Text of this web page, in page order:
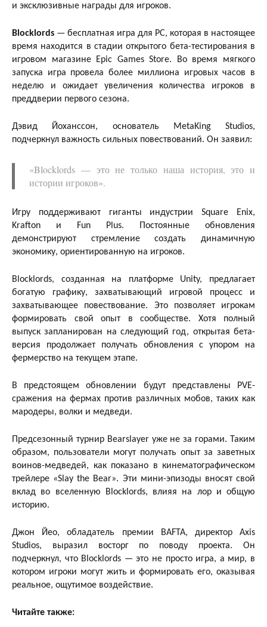
и эксклюзивные награды для игроков.
Blocklords — бесплатная игра для PC, которая в настоящее
время находится в стадии открытого бета-тестирования в
игровом магазине Epic Games Store. Во время мягкого
запуска игра провела более миллиона игровых часов в
неделю и ожидает увеличения количества игроков в
преддверии первого сезона.
Дэвид Йоханссон, основатель MetaKing Studios,
подчеркнул важность сильных повествований. Он заявил:
«Blocklords — это не только наша история, это и
истории игроков».
Игру поддерживают гиганты индустрии Square Enix,
Krafton и Fun Plus. Постоянные обновления
демонстрируют стремление создать динамичную
экономику, ориентированную на игроков.
Blocklords, созданная на платформе Unity, предлагает
богатую графику, захватывающий игровой процесс и
захватывающее повествование. Это позволяет игрокам
формировать свой опыт в сообществе. Хотя полный
выпуск запланирован на следующий год, открытая бета-
версия продолжает получать обновления с упором на
фермерство на текущем этапе.
В предстоящем обновлении будут представлены PVE-
сражения на фермах против различных мобов, таких как
мародеры, волки и медведи.
Предсезонный турнир Bearslayer уже не за горами. Таким
образом, пользователи могут получать опыт за заветных
воинов-медведей, как показано в кинематографическом
трейлере «Slay the Bear». Эти мини-эпизоды вносят свой
вклад во вселенную Blocklords, влияя на лор и общую
историю.
Джон Йео, обладатель премии BAFTA, директор Axis
Studios, выразил восторг по поводу проекта. Он
подчеркнул, что Blocklords — это не просто игра, а мир, в
котором игроки могут жить и формировать его, оказывая
реальное, ощутимое воздействие.
Читайте также: